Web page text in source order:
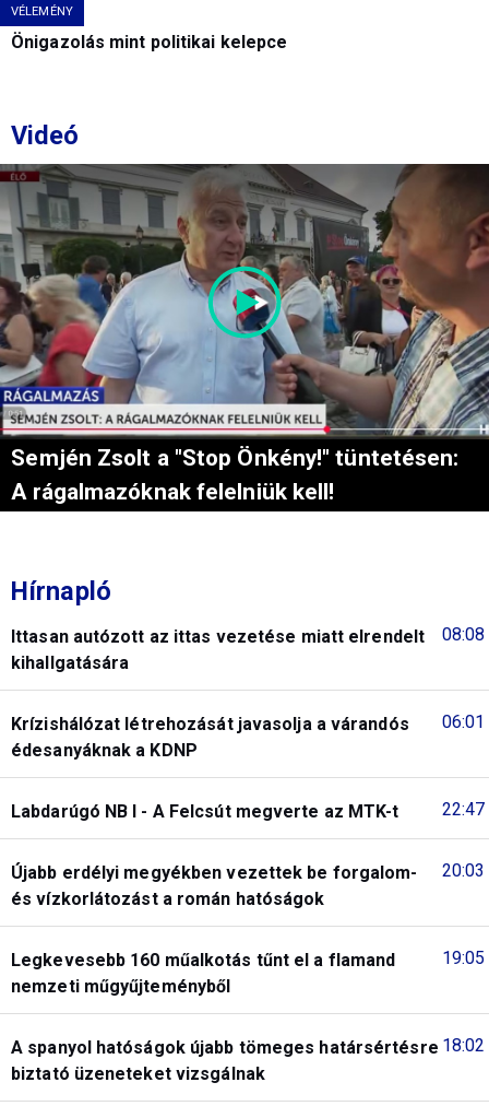
VÉLEMÉNY
Önigazolás mint politikai kelepce
Videó
Semjén Zsolt a "Stop Önkény!" tüntetésen:
A rágalmazóknak felelniük kell!
Hírnapló
08:08
Ittasan autózott az ittas vezetése miatt elrendelt
kihallgatására
06:01
Krízishálózat létrehozását javasolja a várandós
édesanyáknak a KDNP
22:47
Labdarúgó NB I - A Felcsút megverte az MTK-t
20:03
Újabb erdélyi megyékben vezettek be forgalom-
és vízkorlátozást a román hatóságok
19:05
Legkevesebb 160 műalkotás tűnt el a flamand
nemzeti műgyűjteményből
18:02
A spanyol hatóságok újabb tömeges határsértésre
biztató üzeneteket vizsgálnak